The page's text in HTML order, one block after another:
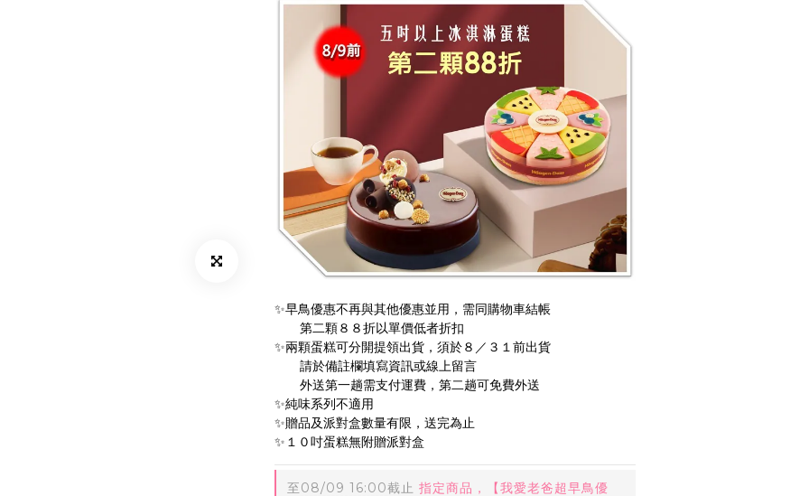
✨早鳥優惠不再與其他優惠並用，需同購物車結帳
第二顆８８折以單價低者折扣
✨兩顆蛋糕可分開提領出貨，須於８／３１前出貨
請於備註欄填寫資訊或線上留言
外送第一趟需支付運費，第二趟可免費外送
✨純味系列不適用
✨贈品及派對盒數量有限，送完為止
✨１０吋蛋糕無附贈派對盒
至08/09 16:00截止 指定商品，【我愛老爸超早鳥優